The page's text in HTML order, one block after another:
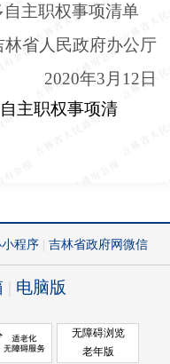
主职权事项清单
林省人民政府办公厅
2020年3月12日
主职权事项清